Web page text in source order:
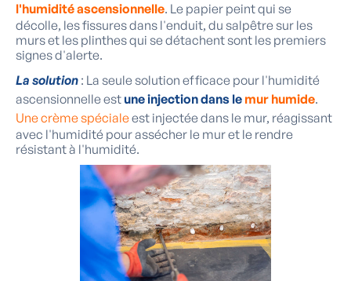
l'humidité ascensionnelle. Le papier peint qui se
décolle, les fissures dans l'enduit, du salpêtre sur les
murs et les plinthes qui se détachent sont les premiers
signes d'alerte.
La solution : La seule solution efficace pour l'humidité
ascensionnelle est une injection dans le mur humide.
Une crème spécialeest injectée dans le mur, réagissant
avec l'humidité pour assécher le mur et le rendre
résistant à l'humidité.